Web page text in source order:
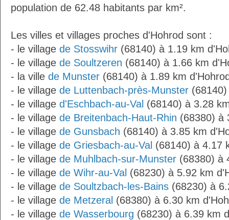
population de 62.48 habitants par km².
Les villes et villages proches d'Hohrod sont :
- le village de Stosswihr (68140) à 1.19 km
- le village de Soultzeren (68140) à 1.66 km
- la ville de Munster (68140) à 1.89 km
- le village de Luttenbach-près-Munster
- le village d'Eschbach-au-Val (68140) à 3.28
- le village de Breitenbach-Haut-Rhin (68380) à
- le village de Gunsbach (68140) à 3.85 km
- le village de Griesbach-au-Val (68140) à 4.17
- le village de Muhlbach-sur-Munster (68380) à
- le village de Wihr-au-Val (68230) à 5.92 km
- le village de Soultzbach-les-Bains (68230) à
- le village de Metzeral (68380) à 6.30 km
- le village de Wasserbourg (68230) à 6.39 km